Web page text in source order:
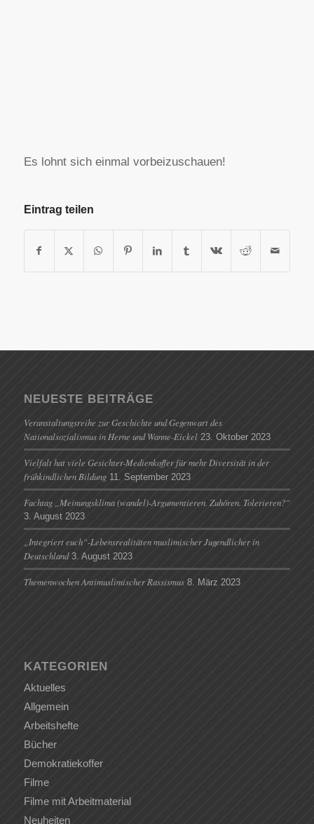
Es lohnt sich einmal vorbeizuschauen!
Eintrag teilen
NEUESTE BEITRÄGE
Veranstaltungsreihe zur Geschichte und Gegenwart des
Nationalsozialismus in Herne und Wanne-Eickel 23. Oktober 2023
Vielfalt hat viele Gesichter-Medienkoffer für mehr Diversität in der
frühkindlichen Bildung 11. September 2023
Fachtag „Meinungsklima (wandel)-Argumentieren. Zuhören. Tolerieren?“
3. August 2023
„Integriert euch“-Lebensrealitäten muslimischer Jugendlicher in
Deutschland 3. August 2023
Themenwochen Antimuslimischer Rassismus 8. März 2023
KATEGORIEN
Aktuelles
Allgemein
Arbeitshefte
Bücher
Demokratiekoffer
Filme
Filme mit Arbeitmaterial
Neuheiten